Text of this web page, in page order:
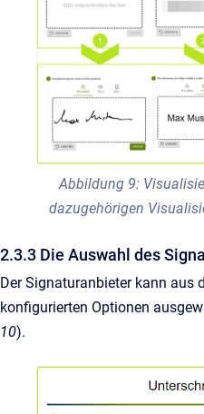
Abbildung 9:
dazugehörigen
2.3.3 Die Auswahl des
Der Signaturanbieter kann aus
konfigurierten Optionen
10).